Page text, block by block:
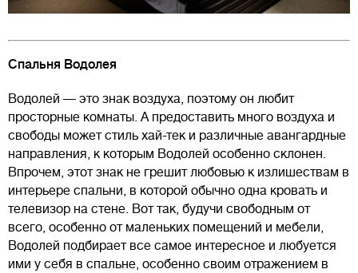
Спальня Водолея
Водолей — это знак воздуха, поэтому он любит
просторные комнаты. А предоставить много воздуха и
свободы может стиль хай-тек и различные авангардные
направления, к которым Водолей особенно склонен.
Впрочем, этот знак не грешит любовью к излишествам в
интерьере спальни, в которой обычно одна кровать и
телевизор на стене. Вот так, будучи свободным от
всего, особенно от маленьких помещений и мебели,
Водолей подбирает все самое интересное и любуется
ими у себя в спальне, особенно своим отражением в